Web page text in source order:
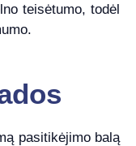
teisėtumo, todėl
pasitikėjimo balą